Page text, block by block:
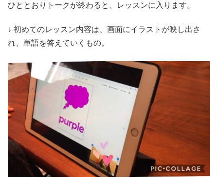
ひととおりトークが終わると、レッスンに入ります。
↓ 初めてのレッスン内容は、画面にイラストが映し出さ
れ、単語を答えていくもの。